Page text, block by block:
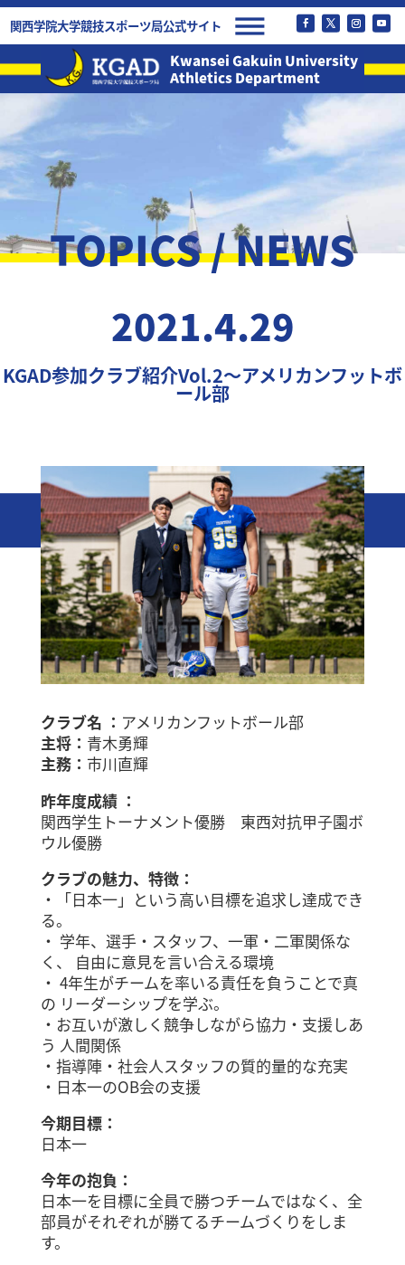
関西学院大学競技スポーツ局公式サイト
Kwansei Gakuin University
Athletics Department
TOPICS / NEWS
2021.4.29
KGAD参加クラブ紹介Vol.2〜アメリカンフットボ
ール部
クラブ名 ： アメリカンフットボール部
主将： 青木勇輝
主務： 市川直輝
昨年度成績 ：
関西学生トーナメント優勝 東西対抗甲子園ボ
ウル優勝
クラブの魅力、特徴：
・「日本一」という高い目標を追求し達成でき
る。
・ 学年、選手・スタッフ、一軍・二軍関係な
く、 自由に意見を言い合える環境
・ 4年生がチームを率いる責任を負うことで真
の リーダーシップを学ぶ。
・お互いが激しく競争しながら協力・支援しあ
う 人間関係
・指導陣・社会人スタッフの質的量的な充実
・日本一のOB会の支援
今期目標：
日本一
今年の抱負：
日本一を目標に全員で勝つチームではなく、全
部員がそれぞれが勝てるチームづくりをしま
す。